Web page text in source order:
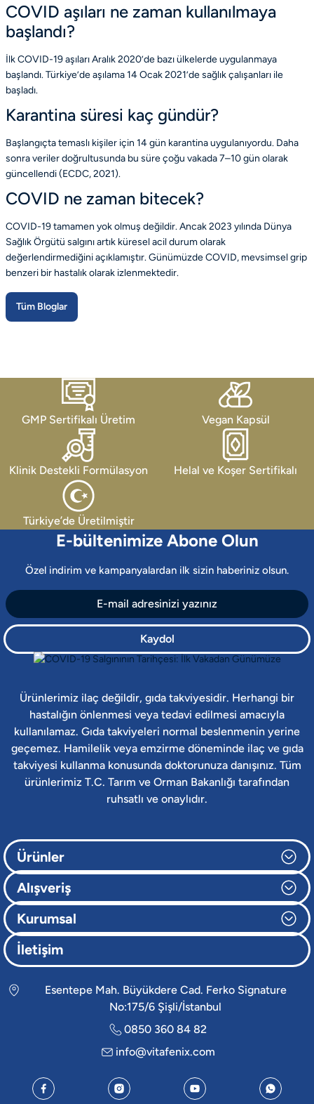
COVID aşıları ne zaman kullanılmaya
başlandı?
İlk COVID-19 aşıları Aralık 2020’de bazı ülkelerde uygulanmaya
başlandı. Türkiye’de aşılama 14 Ocak 2021’de sağlık çalışanları ile
başladı.
Karantina süresi kaç gündür?
Başlangıçta temaslı kişiler için 14 gün karantina uygulanıyordu. Daha
sonra veriler doğrultusunda bu süre çoğu vakada 7–10 gün olarak
güncellendi(ECDC, 2021).
COVID ne zaman bitecek?
COVID-19 tamamen yok olmuş değildir. Ancak 2023 yılında Dünya
Sağlık Örgütü salgını artık küresel acil durum olarak
değerlendirmediğini açıklamıştır. Günümüzde COVID, mevsimsel grip
benzeri bir hastalık olarak izlenmektedir.
Tüm Bloglar
GMP Sertifikalı Üretim Vegan Kapsül
Klinik Destekli Formülasyon Helal ve Koşer Sertifikalı
Türkiye’de Üretilmiştir
E-bültenimize Abone Olun
Özel indirim ve kampanyalardan ilk sizin haberiniz olsun.
Kaydol
Ürünlerimiz ilaç değildir, gıda takviyesidir. Herhangi bir
hastalığın önlenmesi veya tedavi edilmesi amacıyla
kullanılamaz. Gıda takviyeleri normal beslenmenin yerine
geçemez. Hamilelik veya emzirme döneminde ilaç ve gıda
takviyesi kullanma konusunda doktorunuza danışınız. Tüm
ürünlerimiz T.C. Tarım ve Orman Bakanlığı tarafından
ruhsatlı ve onaylıdır.
Ürünler
Alışveriş
Kurumsal
İletişim
Esentepe Mah. Büyükdere Cad. Ferko Signature
No:175/6 Şişli/İstanbul
0850 360 84 82
info@vitafenix.com